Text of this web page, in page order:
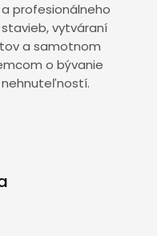
profesionálneho
vytváraní
a samotnom
o bývanie